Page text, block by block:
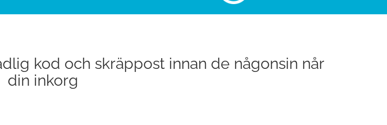
kod och skräppost innan de någonsin når
din inkorg